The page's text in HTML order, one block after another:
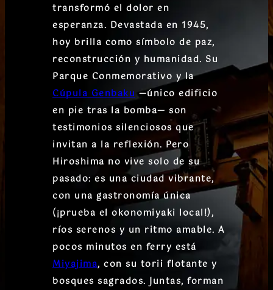
transformó el dolor en
esperanza. Devastada en 1945,
hoy brilla como símbolo de paz,
reconstrucción y humanidad. Su
Parque Conmemorativo y la
Cúpula Genbaku—único edificio
en pie tras la bomba— son
testimonios silenciosos que
invitan a la reflexión. Pero
Hiroshima no vive solo de su
pasado: es una ciudad vibrante,
con una gastronomía única
(¡prueba el okonomiyaki local!),
ríos serenos y un ritmo amable. A
pocos minutos en ferry está
Miyajima, con su torii flotante y
bosques sagrados. Juntas, forman